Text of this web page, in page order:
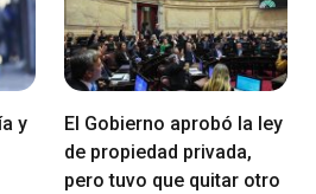
y
El Gobierno aprobó la ley
de propiedad privada,
pero tuvo que quitar otro